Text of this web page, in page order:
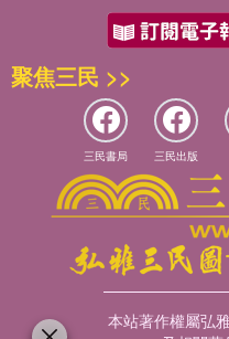
聚焦三民 >>
三民書局 三民出版
本站著作權屬弘